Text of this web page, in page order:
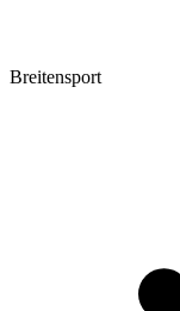
Breitensport